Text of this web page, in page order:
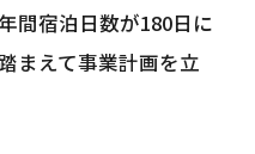
間宿泊日数が180日に
まえて事業計画を立